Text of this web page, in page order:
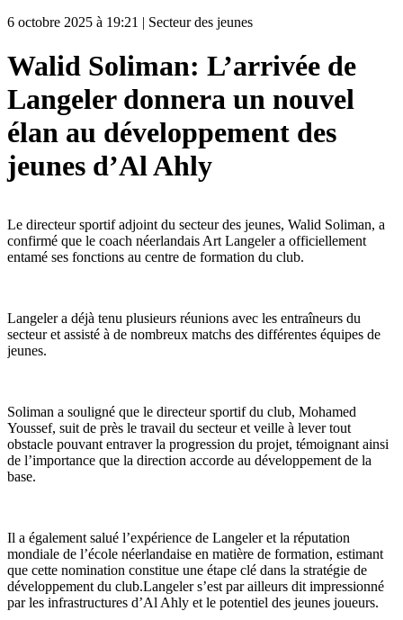
6 octobre 2025 à 19:21 | Secteur des jeunes
Walid Soliman: L’arrivée de
Langeler donnera un nouvel
élan au développement des
jeunes d’Al Ahly
Le directeur sportif adjoint du secteur des jeunes, Walid Soliman, a
confirmé que le coach néerlandais Art Langeler a officiellement
entamé ses fonctions au centre de formation du club.
Langeler a déjà tenu plusieurs réunions avec les entraîneurs du
secteur et assisté à de nombreux matchs des différentes équipes de
jeunes.
Soliman a souligné que le directeur sportif du club, Mohamed
Youssef, suit de près le travail du secteur et veille à lever tout
obstacle pouvant entraver la progression du projet, témoignant ainsi
de l’importance que la direction accorde au développement de la
base.
Il a également salué l’expérience de Langeler et la réputation
mondiale de l’école néerlandaise en matière de formation, estimant
que cette nomination constitue une étape clé dans la stratégie de
développement du club.Langeler s’est par ailleurs dit impressionné
par les infrastructures d’Al Ahly et le potentiel des jeunes joueurs.